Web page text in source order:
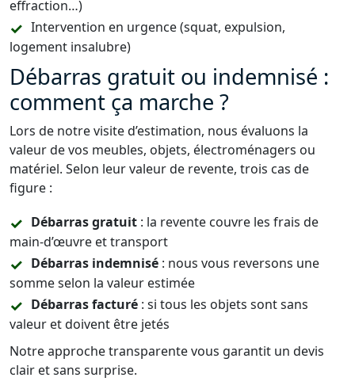
effraction…)
Intervention en urgence (squat, expulsion,
logement insalubre)
Débarras gratuit ou indemnisé :
comment ça marche ?
Lors de notre visite d’estimation, nous évaluons la
valeur de vos meubles, objets, électroménagers ou
matériel. Selon leur valeur de revente, trois cas de
figure :
Débarras gratuit : la revente couvre les frais de
main-d’œuvre et transport
Débarras indemnisé : nous vous reversons une
somme selon la valeur estimée
Débarras facturé : si tous les objets sont sans
valeur et doivent être jetés
Notre approche transparente vous garantit un devis
clair et sans surprise.